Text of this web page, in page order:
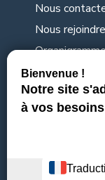
Nous
Nous rejoindre
Nos
Mentions
[sibwp_form